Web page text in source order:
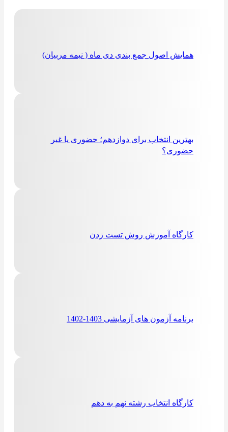
همایش اصول جمع بندی دی ماه ( نیمه مربیان)
بهترین انتخاب برای دوازدهم؛ حضوری یا غیر
حضوری؟
کارگاه آموزش روش تست زدن
برنامه آزمون های آزمایشی 1403-1402
كارگاه انتخاب رشته نهم به دهم